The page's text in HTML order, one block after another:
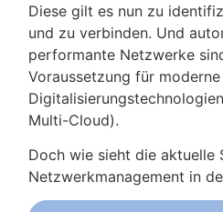
Diese gilt es nun zu
und zu verbinden. Und
performante Netzwerke
Voraussetzung für moderne
Multi-Cloud).
Doch wie sieht die aktuelle
Netzwerkmanagement in